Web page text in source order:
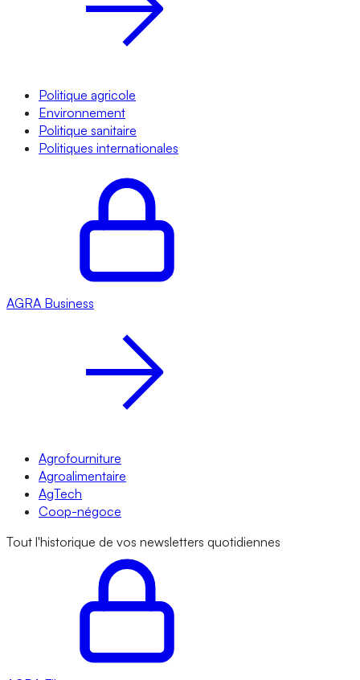
Politique agricole
Environnement
Politique sanitaire
Politiques internationales
AGRA Business
Agrofourniture
Agroalimentaire
AgTech
Coop-négoce
Tout l'historique de vos newsletters quotidiennes